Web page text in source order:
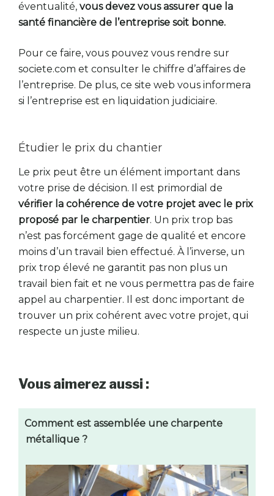
éventualité, vous devez vous assurer que la
santé financière de l’entreprise soit bonne.
Pour ce faire, vous pouvez vous rendre sur
societe.com et consulter le chiffre d’affaires de
l’entreprise. De plus, ce site web vous informera
si l’entreprise est en liquidation judiciaire.
Étudier le prix du chantier
Le prix peut être un élément important dans
votre prise de décision. Il est primordial de
vérifier la cohérence de votre projet avec le prix
proposé par le charpentier. Un prix trop bas
n’est pas forcément gage de qualité et encore
moins d’un travail bien effectué. À l’inverse, un
prix trop élevé ne garantit pas non plus un
travail bien fait et ne vous permettra pas de faire
appel au charpentier. Il est donc important de
trouver un prix cohérent avec votre projet, qui
respecte un juste milieu.
Vous aimerez aussi :
Comment est assemblée une charpente
métallique ?